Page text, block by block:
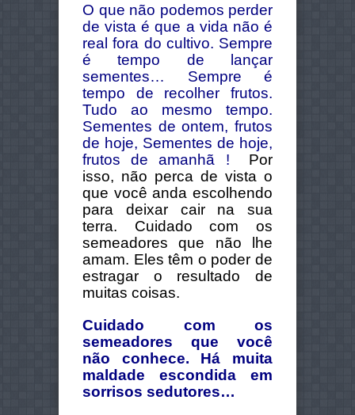
O que não podemos perder
de vista é que a vida não é
real fora do cultivo. Sempre
é tempo de lançar
sementes… Sempre é
tempo de recolher frutos.
Tudo ao mesmo tempo.
Sementes de ontem, frutos
de hoje, Sementes de hoje,
frutos de amanhã !
Por
isso, não perca de vista o
que você anda escolhendo
para deixar cair na sua
terra. Cuidado com os
semeadores que não lhe
amam. Eles têm o poder de
estragar o resultado de
muitas coisas.
Cuidado com os
semeadores que você
não conhece. Há muita
maldade escondida em
sorrisos sedutores…